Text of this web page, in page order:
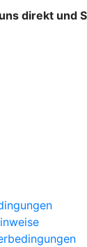
direkt und